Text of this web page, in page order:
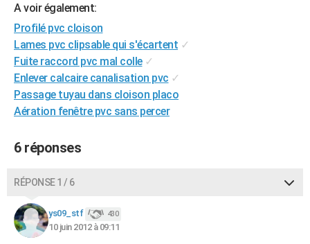
COPAINS D'AVANT
S'inscrire
Se connecter
Lycées
Collèges
Primaires
Universités
Entreprises
Service militaire
Avis de recherche
AVIS DE DÉCÈS
FORUM
A voir également:
Profilé pvc cloison
Lames pvc clipsable qui s'écartent ✓
Fuite raccord pvc mal colle ✓
Enlever calcaire canalisation pvc ✓
Passage tuyau dans cloison placo
Aération fenêtre pvc sans percer
6 réponses
RÉPONSE 1 / 6
ys09_stf 430
10 juin 2012 à 09:11